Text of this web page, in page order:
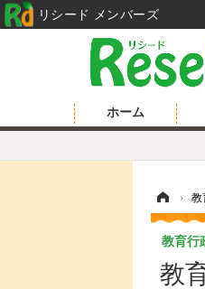
ホーム
› 教
教
教育行
リシード メンバーズ